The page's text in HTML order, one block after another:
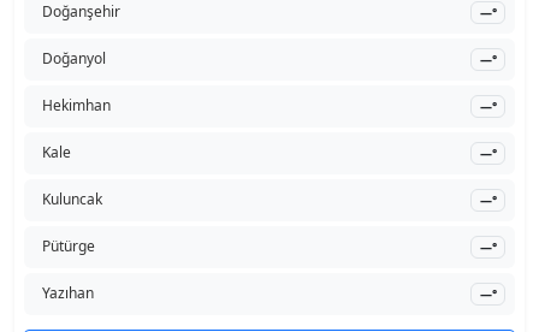
Doğanşehir —°
Doğanyol —°
Hekimhan —°
Kale —°
Kuluncak —°
Pütürge —°
Yazıhan —°